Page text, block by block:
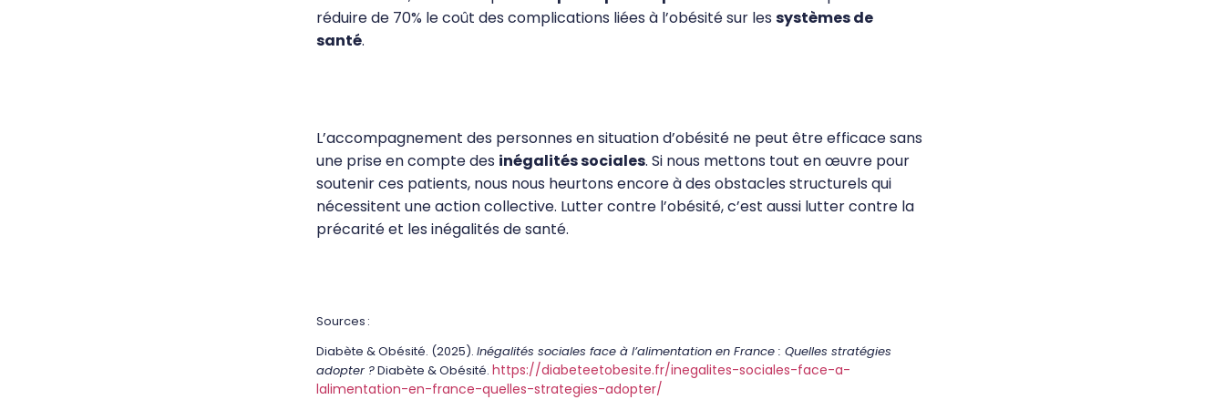
réduire de 70% le coût des complications liées à l’obésité sur les systèmes de
santé.
L’accompagnement des personnes en situation d’obésité ne peut être efficace sans
une prise en compte des inégalités sociales. Si nous mettons tout en œuvre pour
soutenir ces patients, nous nous heurtons encore à des obstacles structurels qui
nécessitent une action collective. Lutter contre l’obésité, c’est aussi lutter contre la
précarité et les inégalités de santé.
Sources :
Diabète & Obésité. (2025). Inégalités sociales face à l’alimentation en France : Quelles stratégies
adopter ?Diabète & Obésité. https://diabeteetobesite.fr/inegalites-sociales-face-a-
lalimentation-en-france-quelles-strategies-adopter/